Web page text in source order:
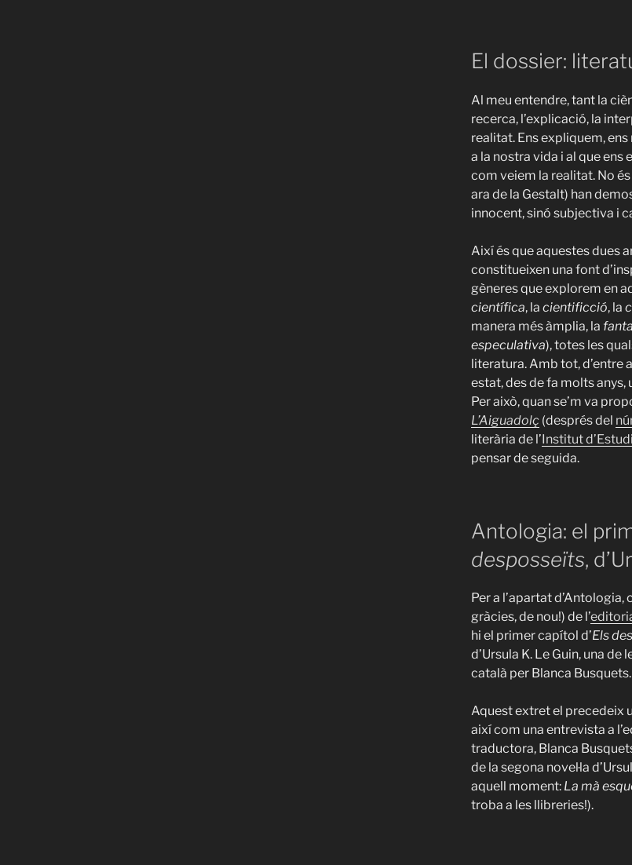
El dossier:
Al meu entendre, tant la
recerca, l’explicació, la
realitat. Ens expliquem,
a la nostra vida i al que
com veiem la realitat. No
ara de la Gestalt) han
innocent, sinó subjectiva i
Així és que aquestes dues
constitueixen una font
gèneres que explorem en
científica, la cientificció, la
manera més àmplia, la
especulativa), totes les
literatura. Amb tot, d’entre
estat, des de fa molts
Per això, quan se’m va
L’Aiguadolç(després del
literària de l’Institut
pensar de seguida.
Antologia: el
desposseïts,
Per a l’apartat
gràcies, de nou!) de l’
hi el primer capítol d’Els
d’Ursula K. Le Guin, una
català per Blanca Busquets.
Aquest extret el precedeix
així com una entrevista a
traductora, Blanca
de la segona novel·la
aquell moment: La mà
troba a les llibreries!).